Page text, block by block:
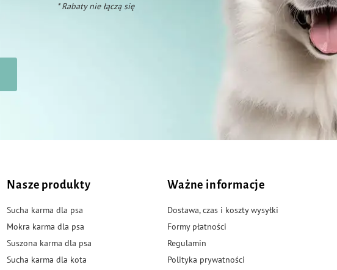
* Rabaty nie łączą się
Nasze produkty
Sucha karma dla psa
Mokra karma dla psa
Suszona karma dla psa
Sucha karma dla kota
Ważne informacje
Dostawa, czas i koszty wysyłki
Formy płatności
Regulamin
Polityka prywatności